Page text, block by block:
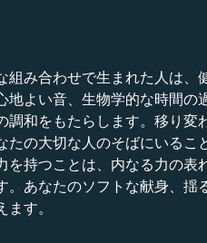
み合わせで生まれた人は、
よい音、生物学的な時間
和をもたらします。移り変
の大切な人のそばにいるこ
持つことは、内なる力の表
あなたのソフトな献身、揺
す。